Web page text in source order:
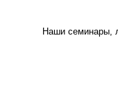
Наши семинары,